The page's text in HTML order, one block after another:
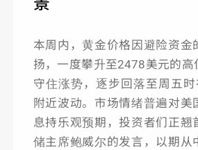
本周内，黄金价格因避险资金
扬，一度攀升至2478美元的高
守住涨势，逐步回落至周五
附近波动。市场情绪普遍对美
息持乐观预期，投资者们正翘
储主席鲍威尔的发言，以期从